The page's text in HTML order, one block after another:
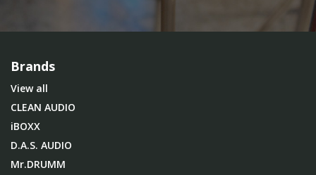
Brands
View all
CLEAN AUDIO
iBOXX
D.A.S. AUDIO
Mr.DRUMM